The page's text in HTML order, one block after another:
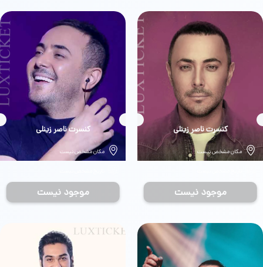
بلیط
کنسرت ناصر زینلی
مکان مشخص نیست
موجود نیست
بلیط
کنسرت ناصر زینلی
مکان مشخص نیست
موجود نیست